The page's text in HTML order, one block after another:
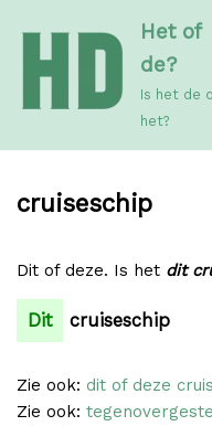
de
inhoud
Het of
de?
Is het de
het?
cruiseschip
Dit of deze. Is het dit
Dit cruiseschip
Zie ook: dit of deze
Zie ook: